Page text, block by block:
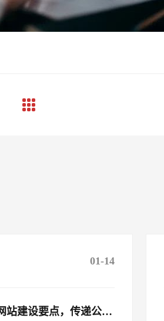
01-14
非营利组织网站建设要点，传递公益理念​